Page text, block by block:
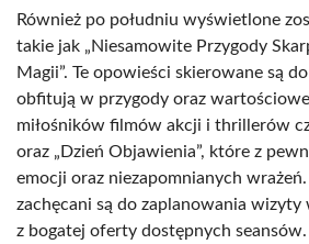
Również po południu wyświetlone
takie jak „Niesamowite Przygody
Magii”. Te opowieści skierowane są
obfitują w przygody oraz wartościowe
miłośników filmów akcji i thrillerów
oraz „Dzień Objawienia”, które z
emocji oraz niezapomnianych
zachęcani są do zaplanowania wizyty
z bogatej oferty dostępnych seansów.